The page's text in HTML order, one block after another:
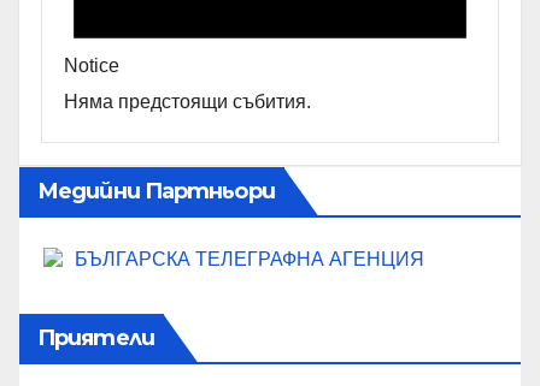
Notice
Няма предстоящи събития.
Медийни Партньори
БЪЛГАРСКА ТЕЛЕГРАФНА АГЕНЦИЯ
Приятели